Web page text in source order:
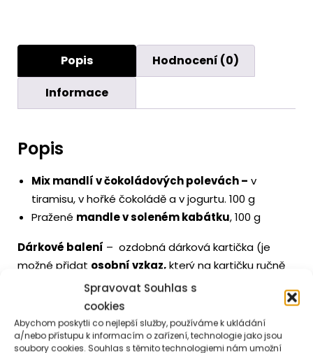
Spravovat Souhlas s
cookies
Abychom poskytli co nejlepší služby, používáme k ukládání
a/nebo přístupu k informacím o zařízení, technologie jako jsou
soubory cookies. Souhlas s těmito technologiemi nám umožní
Popis
Hodnocení (0)
Informace
Popis
Mix mandlí v čokoládových polevách – v
tiramisu, v hořké čokoládě a v jogurtu. 100 g
Pražené mandle v soleném kabátku, 100 g
Dárkové balení – ozdobná dárková kartička (je
možné přidat osobní vzkaz,který na kartičku ručně
přepíšeme zlatým perem).
V případě, že některý produkt nebude momentálně
dostupný, vyhrazujeme si právo nahradit jej
produktem podobným ve stejné kvalitě.